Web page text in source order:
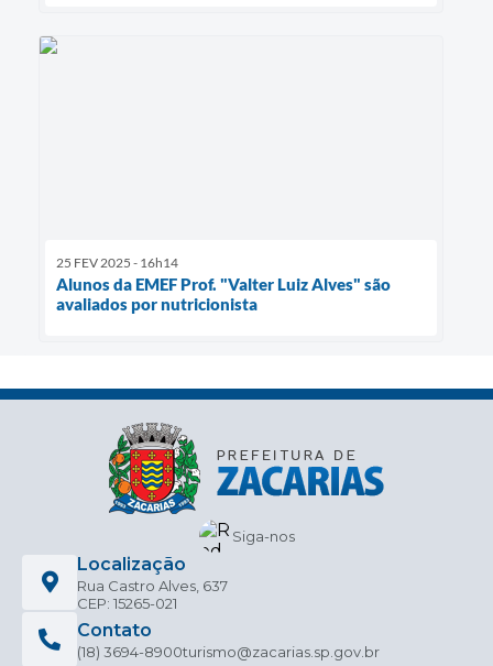
25 FEV 2025 - 16h14
Alunos da EMEF Prof. "Valter Luiz Alves" são
avaliados por nutricionista
Siga-nos
Localização
Rua Castro Alves, 637
CEP: 15265-021
Contato
(18) 3694-8900turismo@zacarias.sp.gov.br